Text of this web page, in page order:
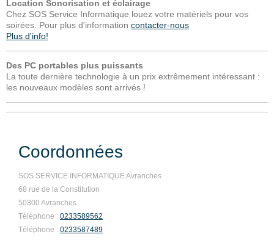
Location Sonorisation et éclairage
Chez SOS Service Informatique louez votre matériels pour vos
soirées. Pour plus d'information contacter-nous
Plus d'info!
Des PC portables plus puissants
La toute dernière technologie à un prix extrêmement intéressant :
les nouveaux modèles sont arrivés !
Coordonnées
SOS SERVICE INFORMATIQUE Avranches
68 rue de la Constitution
50300 Avranches
Téléphone : 0233589562
Téléphone : 0233587489